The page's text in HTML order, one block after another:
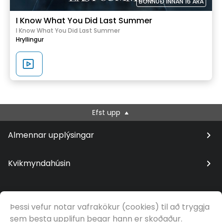
I Know What You Did Last Summer
I Know What You Did Last Summer
Hryllingur
Efst upp
Almennar upplýsingar
Kvikmyndahúsin
© Samfilm
Þessi vefur notar vafrakökur (cookies) til að tryggja
sem besta upplifun þegar hann er skoðaður.